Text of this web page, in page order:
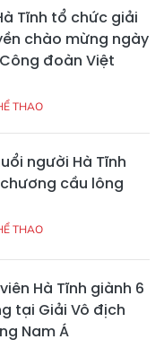
Tĩnh tổ chức giải
chào mừng ngày
đoàn Việt
THAO
người Hà Tĩnh
cầu lông
THAO
Hà Tĩnh giành 6
tại Giải Vô địch
Nam Á